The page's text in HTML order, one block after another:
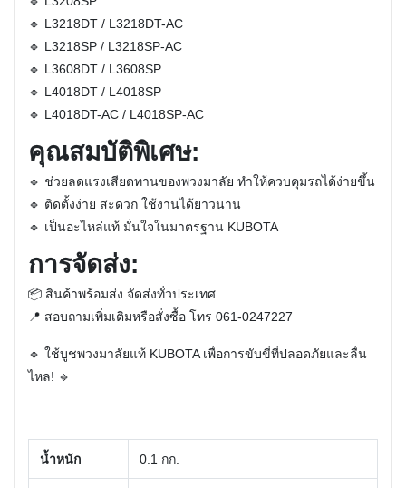
🔹 L3218DT / L3218DT-AC
🔹 L3218SP / L3218SP-AC
🔹 L3608DT / L3608SP
🔹 L4018DT / L4018SP
🔹 L4018DT-AC / L4018SP-AC
คุณสมบัติพิเศษ:
🔹 ช่วยลดแรงเสียดทานของพวงมาลัย ทำให้ควบคุมรถได้ง่ายขึ้น
🔹 ติดตั้งง่าย สะดวก ใช้งานได้ยาวนาน
🔹 เป็นอะไหล่แท้ มั่นใจในมาตรฐาน KUBOTA
การจัดส่ง:
📦 สินค้าพร้อมส่ง จัดส่งทั่วประเทศ
📍 สอบถามเพิ่มเติมหรือสั่งซื้อ โทร 061-0247227
🔹 ใช้บูชพวงมาลัยแท้ KUBOTA เพื่อการขับขี่ที่ปลอดภัยและลื่น
ไหล! 🔹
น้ำหนัก 0.1 กก.